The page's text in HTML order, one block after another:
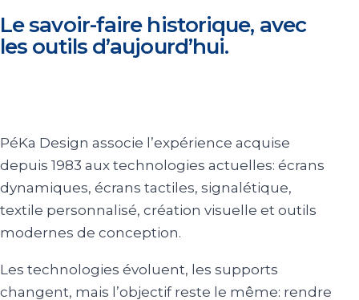
Le savoir-faire historique, avec
les outils d’aujourd’hui.
PéKa Design associe l’expérience acquise
depuis 1983 aux technologies actuelles: écrans
dynamiques, écrans tactiles, signalétique,
textile personnalisé, création visuelle et outils
modernes de conception.
Les technologies évoluent, les supports
changent, mais l’objectif reste le même: rendre